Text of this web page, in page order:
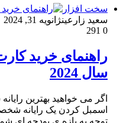
سخت افزار
سعید زارعینژانویه 31, 2024
0
راهنمای خرید
سال 2024
اگر می خواهید بهترین
اسمبل کردن یک رایانه
توجه به بازه ی بودجه ای